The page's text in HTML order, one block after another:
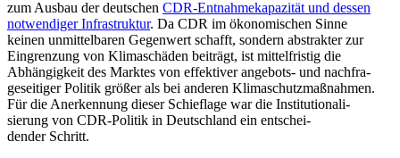
zum Ausbau der deutschen CDR-Entnah­me­ka­pa­zität und dessen
notwen­diger Infra­struktur. Da CDR im ökono­mi­schen Sinne
keinen unmit­tel­baren Gegenwert schafft, sondern abstrakter zur
Eingrenzung von Klima­schäden beiträgt, ist mittel­fristig die
Abhän­gigkeit des Marktes von effek­tiver angebots- und nachfra­
ge­sei­tiger Politik größer als bei anderen Klima­schutz­maß­nahmen.
Für die Anerkennung dieser Schieflage war die Insti­tu­tio­na­li­
sierung von CDR-Politik in Deutschland ein entschei­
dender Schritt.